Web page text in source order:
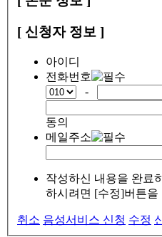
[ 신청자 정보 ]
아이디
전화번호
-
동의
메일주소
작성하신 내용을 완료
하시려면 [수정]버튼을
취소 음성서비스 신청 수정